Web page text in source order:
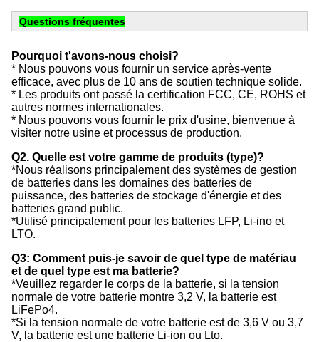
Questions fréquentes
Pourquoi t'avons-nous choisi?
* Nous pouvons vous fournir un service après-vente
efficace, avec plus de 10 ans de soutien technique solide.
* Les produits ont passé la certification FCC, CE, ROHS et
autres normes internationales.
* Nous pouvons vous fournir le prix d'usine, bienvenue à
visiter notre usine et processus de production.
Q2. Quelle est votre gamme de produits (type)?
*Nous réalisons principalement des systèmes de gestion
de batteries dans les domaines des batteries de
puissance, des batteries de stockage d'énergie et des
batteries grand public.
*Utilisé principalement pour les batteries LFP, Li-ino et
LTO.
Q3: Comment puis-je savoir de quel type de matériau
et de quel type est ma batterie?
*Veuillez regarder le corps de la batterie, si la tension
normale de votre batterie montre 3,2 V, la batterie est
LiFePo4.
*Si la tension normale de votre batterie est de 3,6 V ou 3,7
V, la batterie est une batterie Li-ion ou Lto.